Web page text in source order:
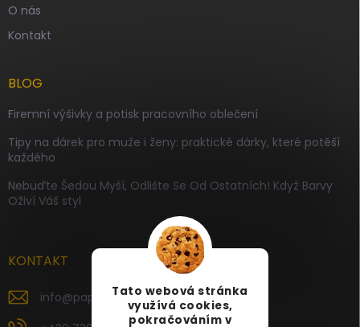
Tato webová stránka
využívá cookies,
pokračováním v
O nás
Kontakt
BLOG
Firemní výšivky a potisk pracovního oblečení
Tipy na dárek pro muže i ženy: praktické dárky, které potěší
každého
Nebuďte Šedou Myší, Odlište Se Od Ostatních! Když Barvy
Oživí Váš styl
KONTAKT
info@papamartin.cz